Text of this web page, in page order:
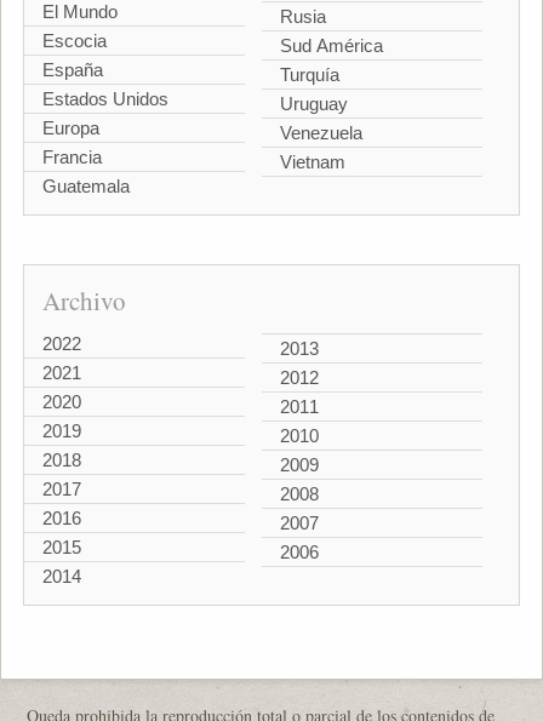
El Mundo
Escocia
España
Estados Unidos
Europa
Francia
Guatemala
Rusia
Sud América
Turquía
Uruguay
Venezuela
Vietnam
Archivo
2022
2021
2020
2019
2018
2017
2016
2015
2014
2013
2012
2011
2010
2009
2008
2007
2006
Queda prohibida la reproducción total o parcial de los contenidos de